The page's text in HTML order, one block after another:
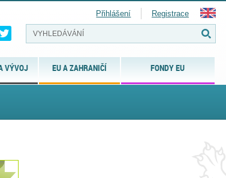
VÝVOJ EU A ZAHRANIČÍ FONDY EU
Přihlášení Registrace